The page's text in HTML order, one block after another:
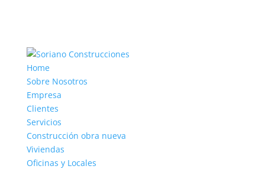
Home
Sobre Nosotros
Empresa
Clientes
Servicios
Construcción obra nueva
Viviendas
Oficinas y Locales